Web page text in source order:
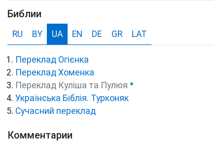
Библии
RU BY UA EN DE GR LAT
Переклад Огієнка
Переклад Хоменка
Переклад Куліша та Пулюя ●
Українська Біблія. Турконяк
Сучасний переклад
Комментарии